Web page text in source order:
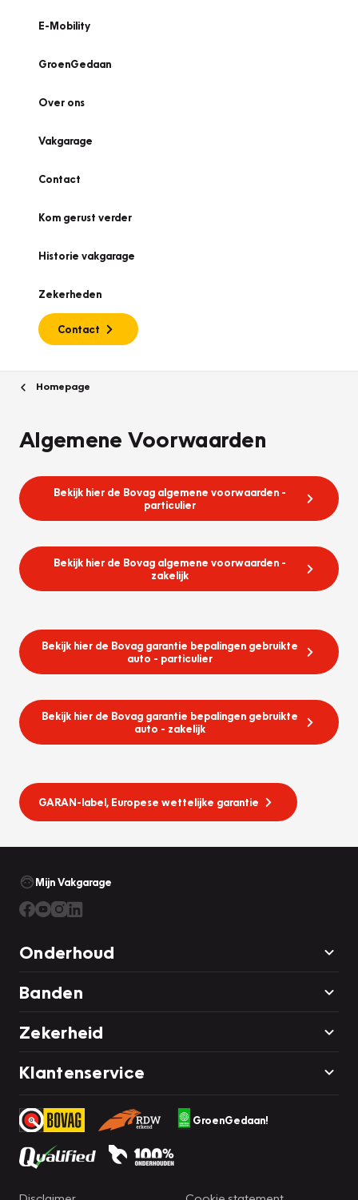
E-Mobility
GroenGedaan
Over ons
Vakgarage
Contact
Kom gerust verder
Historie vakgarage
Zekerheden
Contact
Homepage
Algemene Voorwaarden
Bekijk hier de Bovag algemene voorwaarden -
particulier
Bekijk hier de Bovag algemene voorwaarden -
zakelijk
Bekijk hier de Bovag garantie bepalingen gebruikte
auto - particulier
Bekijk hier de Bovag garantie bepalingen gebruikte
auto - zakelijk
GARAN-label, Europese wettelijke garantie
Mijn Vakgarage
Onderhoud
Banden
Zekerheid
Klantenservice
GroenGedaan!